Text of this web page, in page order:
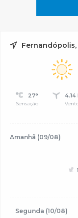
Fernandópolis,
27°
Sensação
4.14
Amanhã (09/08)
Segunda (10/08)